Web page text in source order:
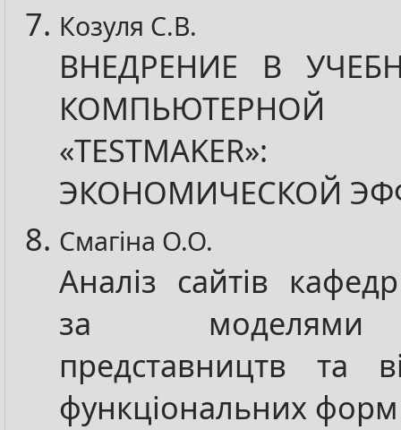
Козуля С.В.
ВНЕДРЕНИЕ В
КОМПЬЮТЕРНОЙ
ЭКОНОМИЧЕСКОЙ
Смагіна О.О.
Аналіз сайтів
за моделями
представництв та
функціональних форм